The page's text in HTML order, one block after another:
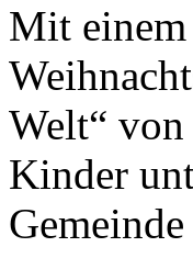
Mit
Welt“
Kinder